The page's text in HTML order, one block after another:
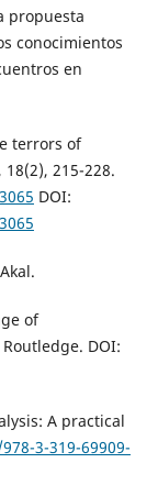
propuesta
conocimientos
en
terrors of
215-228.
DOI:
of
DOI:
A practical
3-319-69909-